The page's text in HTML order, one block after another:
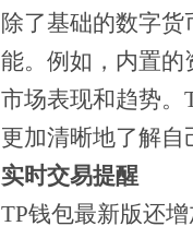
除了基础的数字
能。例如，内置的
市场表现和趋势。
更加清晰地了解自
实时交易提醒
TP钱包最新版还